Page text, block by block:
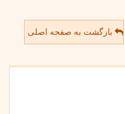
بازگشت به صفحه اصلی